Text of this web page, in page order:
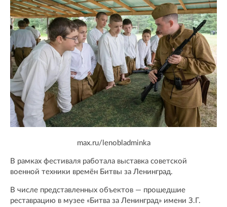
max.ru/lenobladminka
В рамках фестиваля работала выставка советской
военной техники времён Битвы за Ленинград.
В числе представленных объектов — прошедшие
реставрацию в музее «Битва за Ленинград» имени З.Г.